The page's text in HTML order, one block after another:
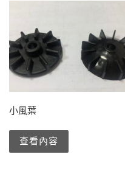
小風葉
查看內容